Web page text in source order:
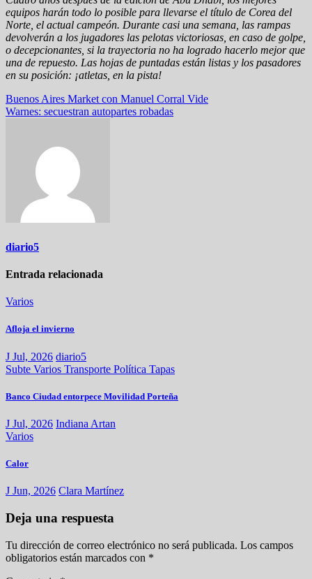
equipos harán todo lo posible para llevarse el título de Corea del
Norte, el actual campeón. Durante casi una semana, las rampas
devolverán a los jugadores las pelotas victoriosas, en caso de golpe,
o decepcionantes, si la trayectoria no ha logrado hacerlo mejor que
una de repuesto. Las hojas de puntadas están listas y los pasadores
en su posición: ¡atletas, en la pista!
Navegación
de
Buenos Aires Market con Manuel Corral Vide
Warnes: secuestran autopartes robadas
diario5
Entrada relacionada
Varios
Afloja el invierno
J Jul, 2026 diario5
Subte Varios Transporte Política Tapas
Banco Ciudad entorpece Movilidad Porteña
J Jul, 2026 Indiana Artan
Varios
Calor
J Jun, 2026 Clara Martínez
Deja una respuesta
Tu dirección de correo electrónico no será publicada. Los campos
obligatorios están marcados con *